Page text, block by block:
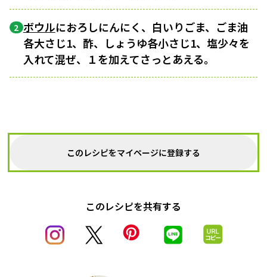
2 ボウルにおろしにんにく、白いりごま、ごま油
各大さじ1、酢、しょうゆ各小さじ1、塩少々を
入れて混ぜ、１を加えてさっとあえる。
このレシピをマイページに登録する
このレシピを共有する